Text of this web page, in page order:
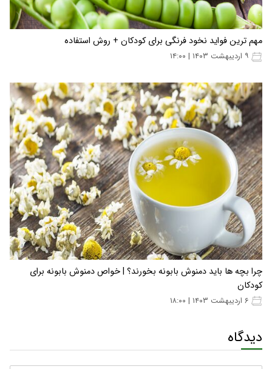
مهم ترین فواید نخود فرنگی برای کودکان + روش استفاده
چرا بچه ها باید دمنوش بابونه بخورند؟ | خواص دمنوش بابونه برای
کودکان
دیدگاه